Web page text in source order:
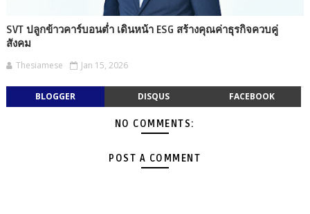
SVT ปลูกข้าวคาร์บอนต่ำ เดินหน้า ESG สร้างคุณค่าธุรกิจควบคู่
สังคม
Thesiamese Jan 15, 2026
BLOGGER DISQUS FACEBOOK
NO COMMENTS:
POST A COMMENT